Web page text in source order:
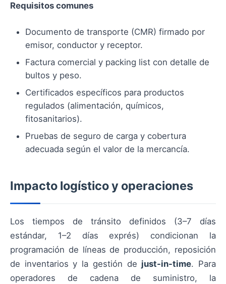
Requisitos comunes
Documento de transporte (CMR) firmado por
emisor, conductor y receptor.
Factura comercial y packing list con detalle de
bultos y peso.
Certificados específicos para productos
regulados (alimentación, químicos,
fitosanitarios).
Pruebas de seguro de carga y cobertura
adecuada según el valor de la mercancía.
Impacto logístico y operaciones
Los tiempos de tránsito definidos (3–7 días
estándar, 1–2 días exprés) condicionan la
programación de líneas de producción, reposición
de inventarios y la gestión de just-in-time. Para
operadores de cadena de suministro, la